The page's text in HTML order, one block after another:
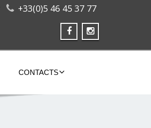
+33(0)5 46 45 37 77
CONTACTS